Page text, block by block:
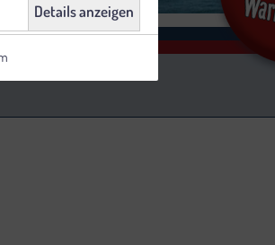
Details anzeigen